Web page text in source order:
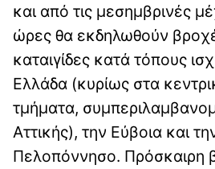
και από τις μεσημβρινές
ώρες θα εκδηλωθούν
καταιγίδες κατά τόπους
Ελλάδα (κυρίως στα
τμήματα,
Αττικής), την Εύβοια και
Πελοπόννησο. Πρόσκαιρη